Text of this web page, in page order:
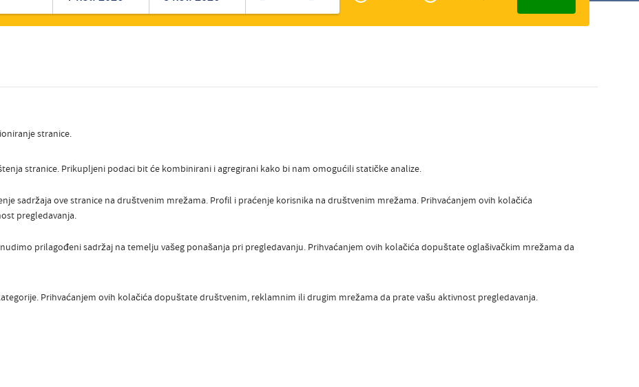
Romanian Turkish
stranice.
stranice. Prikupljeni podaci bit će kombinirani i agregirani kako bi nam omogućili statičke analize.
sadržaja ove stranice na društvenim mrežama. Profil i praćenje korisnika na društvenim mrežama. Prihvaćanjem ovih kolačića
pregledavanja.
prilagođeni sadržaj na temelju vašeg ponašanja pri pregledavanju. Prihvaćanjem ovih kolačića dopuštate oglašivačkim mrežama da
Prihvaćanjem ovih kolačića dopuštate društvenim, reklamnim ili drugim mrežama da prate vašu aktivnost pregledavanja.